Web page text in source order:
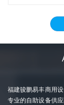
福建骏鹏易丰商用
专业的自助设备供